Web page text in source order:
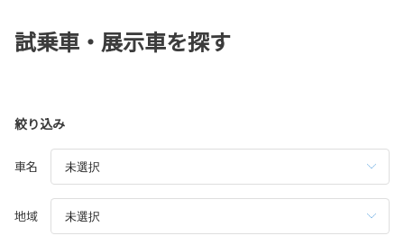
試乗車・展示車を探す
絞り込み
車名
地域